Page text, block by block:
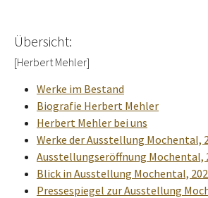
Übersicht:
[Herbert Mehler]
Werke im Bestand
Biografie Herbert Mehler
Herbert Mehler bei uns
Werke der Ausstellung Mochental,
Ausstellungseröffnung Mochental,
Blick in Ausstellung Mochental,
Pressespiegel zur Ausstellung